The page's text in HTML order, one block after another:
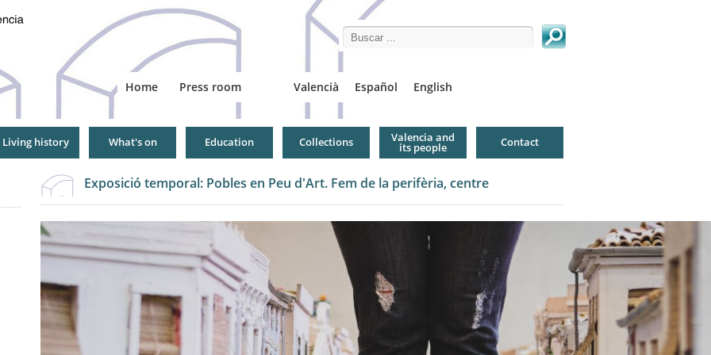
Search this site
Valencià Español English
Home Press room
Living history What's on Education Collections Valencia and
its people Contact
Exposició temporal: Pobles en Peu d'Art. Fem de la perifèria, centre